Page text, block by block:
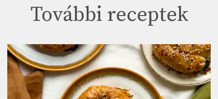
További receptek